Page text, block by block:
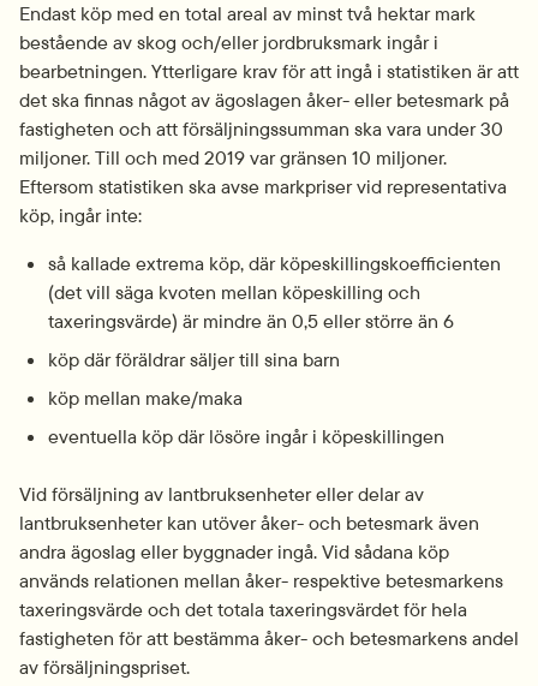
Endast köp med en total areal av minst två hektar mark
bestående av skog och/eller jordbruksmark ingår i
bearbetningen. Ytterligare krav för att ingå i statistiken är att
det ska finnas något av ägoslagen åker- eller betesmark på
fastigheten och att försäljningssumman ska vara under 30
miljoner. Till och med 2019 var gränsen 10 miljoner.
Eftersom statistiken ska avse markpriser vid representativa
köp, ingår inte:
så kallade extrema köp, där köpeskillingskoefficienten
(det vill säga kvoten mellan köpeskilling och
taxeringsvärde) är mindre än 0,5 eller större än 6
köp där föräldrar säljer till sina barn
köp mellan make/maka
eventuella köp där lösöre ingår i köpeskillingen
Vid försäljning av lantbruksenheter eller delar av
lantbruksenheter kan utöver åker- och betesmark även
andra ägoslag eller byggnader ingå. Vid sådana köp
används relationen mellan åker- respektive betesmarkens
taxeringsvärde och det totala taxeringsvärdet för hela
fastigheten för att bestämma åker- och betesmarkens andel
av försäljningspriset.